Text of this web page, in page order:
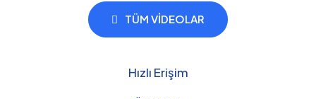
TÜM VİDEOLAR
Hızlı Erişim